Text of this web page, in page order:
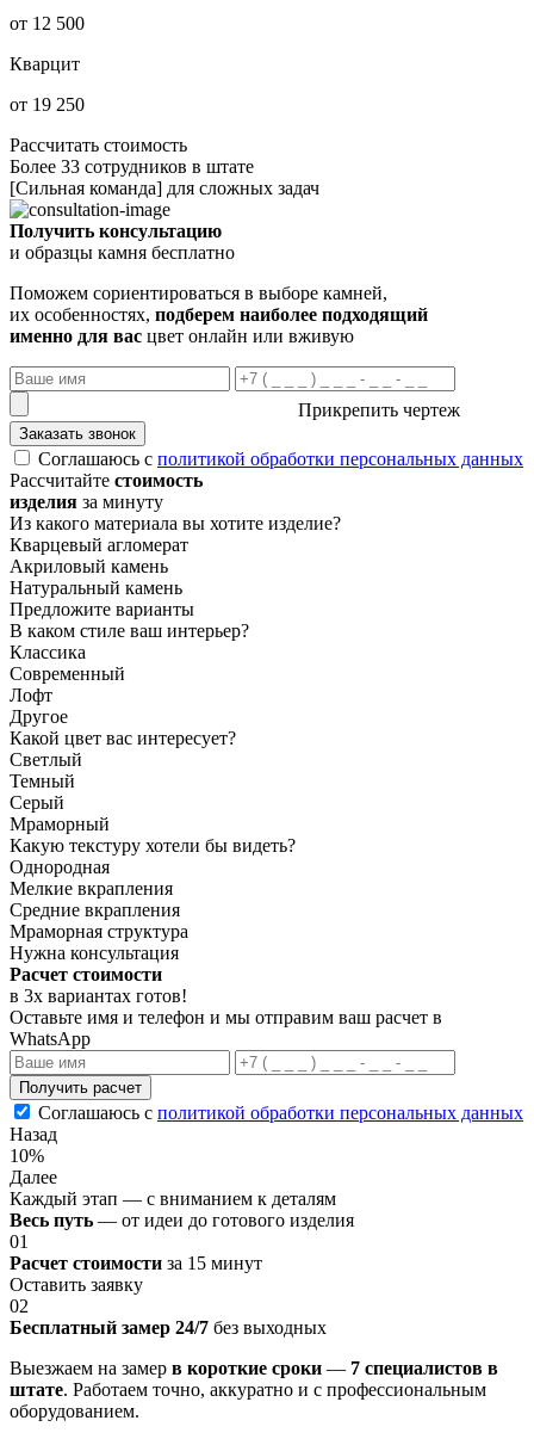
от 12 500
Кварцит
от 19 250
Рассчитать стоимость
Более 33 сотрудников в штате
[Сильная команда] для сложных задач
Получить консультацию
и образцы камня бесплатно
Поможем сориентироваться в выборе камней,
их особенностях, подберем наиболее подходящий
именно для вас цвет онлайн или вживую
Прикрепить чертеж
Заказать звонок
Соглашаюсь с политикой обработки персональных данных
Рассчитайте стоимость
изделия за минуту
Из какого материала вы хотите изделие?
Кварцевый агломерат
Акриловый камень
Натуральный камень
Предложите варианты
В каком стиле ваш интерьер?
Классика
Современный
Лофт
Другое
Какой цвет вас интересует?
Светлый
Темный
Серый
Мраморный
Какую текстуру хотели бы видеть?
Однородная
Мелкие вкрапления
Средние вкрапления
Мраморная структура
Нужна консультация
Расчет стоимости
в 3х вариантах готов!
Оставьте имя и телефон и мы отправим ваш расчет в
WhatsApp
Получить расчет
Соглашаюсь с политикой обработки персональных данных
Назад
10%
Далее
Каждый этап — с вниманием к деталям
Весь путь — от идеи до готового изделия
01
Расчет стоимости за 15 минут
Оставить заявку
02
Бесплатный замер 24/7 без выходных
Выезжаем на замер в короткие сроки — 7 специалистов в
штате. Работаем точно, аккуратно и с профессиональным
оборудованием.